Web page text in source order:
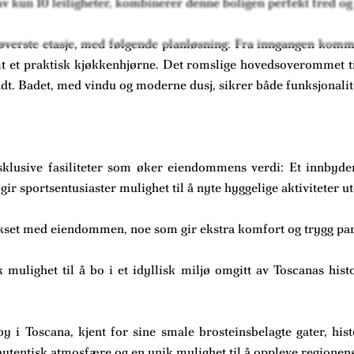
etasje, med følgende planløsning: Fra inngangen
praktisk kjøkkenhjørne. Det romslige
Badet, med vindu og moderne dusj, sikrer både
fasiliteter som øker eiendommens verdi: Et
sportsentusiaster mulighet til å nyte hyggelige aktiviteter
med eiendommen, noe som gir ekstra komfort og trygg
mulighet til å bo i et idyllisk miljø omgitt av Toscanas
i Toscana, kjent for sine smale brosteinsbelagte gater,